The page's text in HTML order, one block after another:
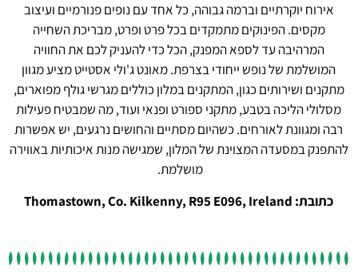
אירוח יוקרתיים וברמה גבוהה, כל אחד עם נופים פנורמיים ועיצוב
מקסים. הפינוקים מתמקדים בכל פרט ופרט, מבריכת השחייה
המרהיבה עד לספא המפנק, הכל כדי להעניק לכם את החוויה
המושלמת של נופש ייחודי בצרפת. מאונט ג'ולי אסטייט מציע מגוון
מתקנים ושירותים כגון, המתקנים במלון כוללים מגרשי גולף מפוארים,
מסלולי הליכה בטבע, מתקני ספורט ופנאי ועוד, מה שמבטיח פעילות
רבה ומגוונת לאורחים. כשהיום מסתיים והחושים נרגעים, יש אפשרות
להתפנק במסעדה המצוינת של המלון, שמגישה מנות איכותיות באווירה
מושלמת.
כתובת: Thomastown, Co. Kilkenny, R95 E096, Ireland